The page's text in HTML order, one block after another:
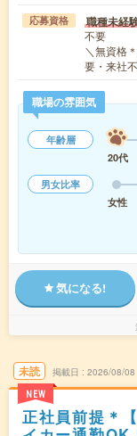
応募資格 職種未経
不要
＼無資格
要・来社
職場の雰囲気
年齢層
20代
男女比率
女性
気になる!
未読
NEW
掲載日 2026/08/08
正社員前提＊